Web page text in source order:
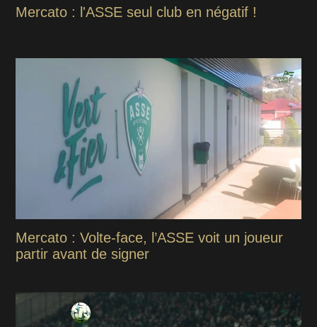
Mercato : l'ASSE seul club en négatif !
Mercato : Volte-face, l’ASSE voit un joueur
partir avant de signer